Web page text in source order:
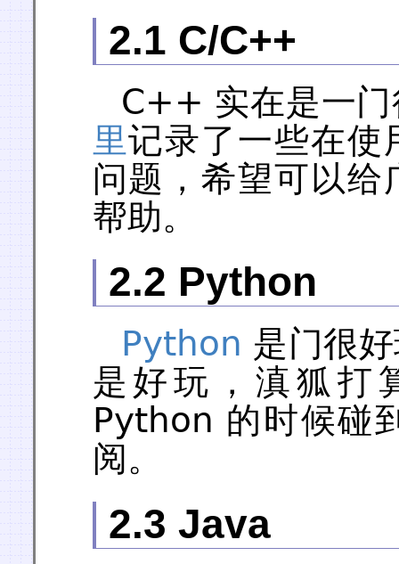
2.1 C/C++
C++ 实在是一门
里记录了一些在
问题，希望可以
帮助。
2.2 Python
Python 是门很
是好玩，滇狐打
Python 的时候碰
阅。
2.3 Java